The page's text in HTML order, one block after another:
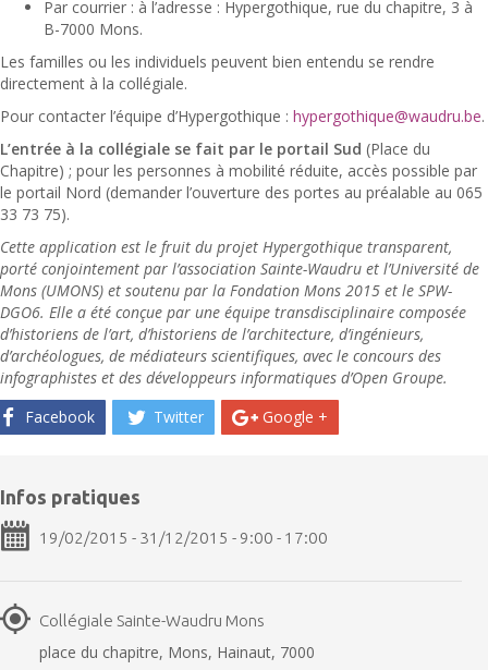
Par courrier : à l’adresse : Hypergothique, rue du chapitre, 3 à
B-7000 Mons.
Les familles ou les individuels peuvent bien entendu se rendre
directement à la collégiale.
Pour contacter l’équipe d’Hypergothique : hypergothique@waudru.be.
L’entrée à la collégiale se fait par le portail Sud (Place du
Chapitre) ; pour les personnes à mobilité réduite, accès possible par
le portail Nord (demander l’ouverture des portes au préalable au 065
33 73 75).
Cette application est le fruit du projet Hypergothique transparent,
porté conjointement par l’association Sainte-Waudru et l’Université de
Mons (UMONS) et soutenu par la Fondation Mons 2015 et le SPW-
DGO6. Elle a été conçue par une équipe transdisciplinaire composée
d’historiens de l’art, d’historiens de l’architecture, d’ingénieurs,
d’archéologues, de médiateurs scientifiques, avec le concours des
infographistes et des développeurs informatiques d’Open Groupe.
Facebook
Twitter Google +
Infos pratiques
19/02/2015 - 31/12/2015 - 9:00 - 17:00
Collégiale Sainte-Waudru Mons
place du chapitre, Mons, Hainaut, 7000